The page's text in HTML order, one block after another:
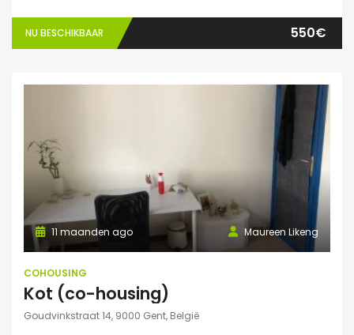
NU BESCHIKBAAR 550€
Maureen Likeng
11 maanden ago
COHOUSING
Kot (co-housing)
Goudvinkstraat 14, 9000 Gent, België